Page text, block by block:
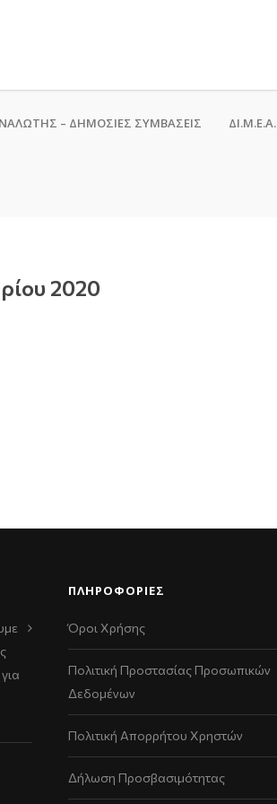
– ΔΗΜΟΣΙΕΣ ΣΥΜΒΑΣΕΙΣ ΔΙ.Μ.Ε.Α.
2020
ΠΛΗΡΟΦΟΡΙΕΣ
Όροι Χρήσης
Πολιτική Προστασίας Προσωπικών
Δεδομένων
Πολιτική Απορρήτου Χρηστών
Δήλωση Προσβασιμότητας